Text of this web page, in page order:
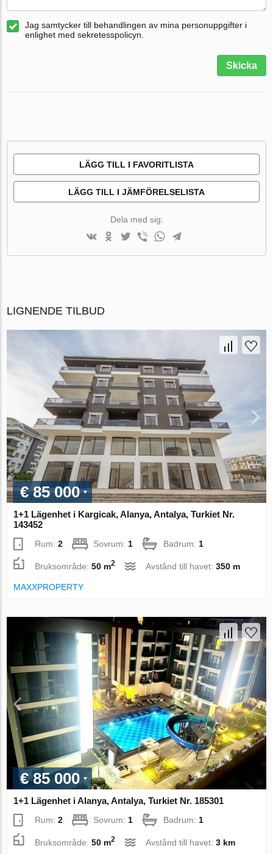
Jag samtycker till behandlingen av mina personuppgifter i
enlighet med sekretesspolicyn.
Skicka
LÄGG TILL I FAVORITLISTA
LÄGG TILL I JÄMFÖRELSELISTA
Dela med sig:
LIGNENDE TILBUD
€ 85 000
1+1 Lägenhet i Kargicak, Alanya, Antalya, Turkiet Nr.
143452
Rum:2 Sovrum: 1 Badrum: 1
Bruksområde:50 m2 Avstånd till havet:350 m
MAXXPROPERTY
€ 85 000
1+1 Lägenhet i Alanya, Antalya, Turkiet Nr. 185301
Rum:2 Sovrum:1 Badrum:1
Bruksområde:50 m2 Avstånd till havet:3 km